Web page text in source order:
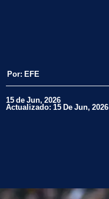
Por: EFE
15 de Jun, 2026
Actualizado: 15 De Jun, 2026